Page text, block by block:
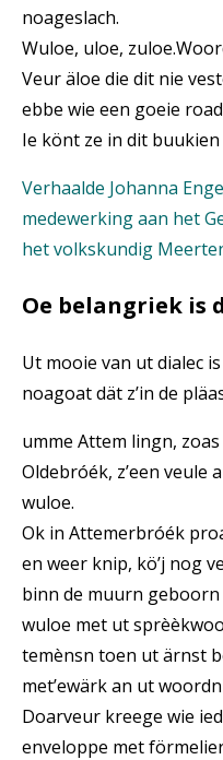
noageslach.
Wuloe, uloe,
Veur äloe die dit nie
ebbe wie een goeie
Ie könt ze in dit buukien
Verhaalde Johanna
medewerking aan het
het volkskundig
Oe belangriek is
Ut mooie van ut dialec
noagoat dät z’in de
umme Attem lingn,
Oldebróék, z’een veule
wuloe.
Ok in Attemerbróék
en weer knip, kö’j nog
binn de muurn
wuloe met ut
temènsn toen ut ärnst
met’ewärk an ut
Doarveur kreege wie
enveloppe met